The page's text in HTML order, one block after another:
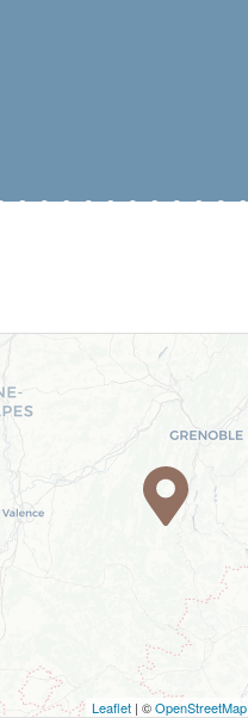
Leaflet | ©OpenStreetMap